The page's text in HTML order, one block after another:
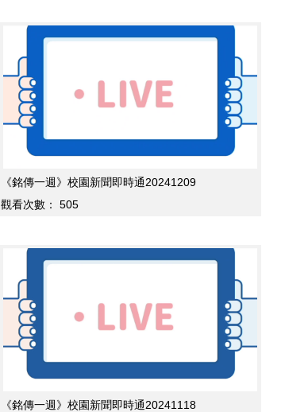
《銘傳一週》校園新聞即時通20241209
觀看次數：
505
《銘傳一週》校園新聞即時通20241118